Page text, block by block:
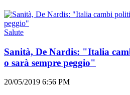
Salute
Sanità, De Nardis: "Italia
o sarà sempre peggio"
20/05/2019 6:56 PM